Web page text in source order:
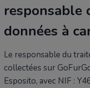
responsable
données à
Le responsable du
collectées sur
Esposito, avec NIF :